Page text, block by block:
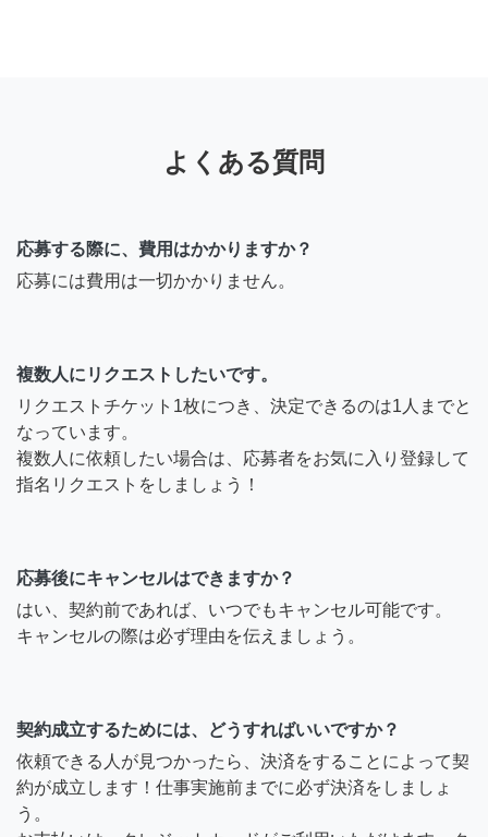
よくある質問
応募する際に、費用はかかりますか？
応募には費用は一切かかりません。
複数人にリクエストしたいです。
リクエストチケット1枚につき、決定できるのは1人までと
なっています。
複数人に依頼したい場合は、応募者をお気に入り登録して
指名リクエストをしましょう！
応募後にキャンセルはできますか？
はい、契約前であれば、いつでもキャンセル可能です。
キャンセルの際は必ず理由を伝えましょう。
契約成立するためには、どうすればいいですか？
依頼できる人が見つかったら、決済をすることによって契
約が成立します！仕事実施前までに必ず決済をしましょ
う。